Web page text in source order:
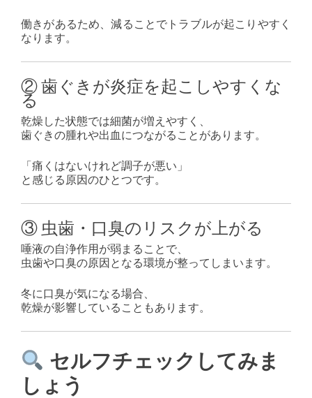
働きがあるため、減ることでトラブルが起こりやすく
なります。
② 歯ぐきが炎症を起こしやすくな
る
乾燥した状態では細菌が増えやすく、
歯ぐきの腫れや出血につながることがあります。
「痛くはないけれど調子が悪い」
と感じる原因のひとつです。
③ 虫歯・口臭のリスクが上がる
唾液の自浄作用が弱まることで、
虫歯や口臭の原因となる環境が整ってしまいます。
冬に口臭が気になる場合、
乾燥が影響していることもあります。
セルフチェックしてみま
しょう